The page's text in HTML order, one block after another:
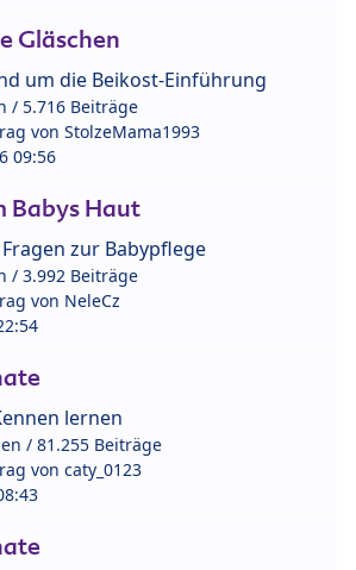
Gläschen
um die Beikost-Einführung
/ 5.716 Beiträge
von StolzeMama1993
09:56
Babys Haut
zur Babypflege
/ 3.992 Beiträge
von NeleCz
lernen
/ 81.255 Beiträge
von caty_0123